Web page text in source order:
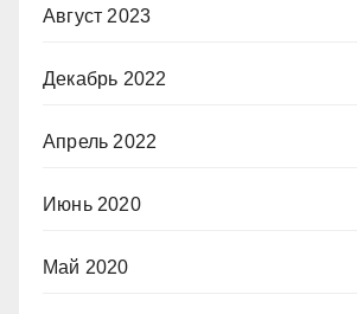
Август 2023
Декабрь 2022
Апрель 2022
Июнь 2020
Май 2020